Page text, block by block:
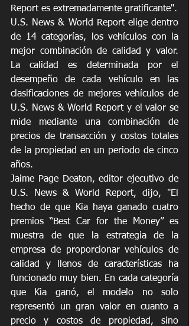
Report es extremadamente gratificante".
U.S. News & World Report elige dentro
de 14 categorías, los vehículos con la
mejor combinación de calidad y valor.
La calidad es determinada por el
desempeño de cada vehículo en las
clasificaciones de mejores vehículos de
U.S. News & World Report y el valor se
mide mediante una combinación de
precios de transacción y costos totales
de la propiedad en un periodo de cinco
años.
Jaime Page Deaton, editor ejecutivo de
U.S. News & World Report, dijo, "El
hecho de que Kia haya ganado cuatro
premios “Best Car for the Money” es
muestra de que la estrategia de la
empresa de proporcionar vehículos de
calidad y llenos de características ha
funcionado muy bien. En cada categoría
que Kia ganó, el modelo no solo
representó un gran valor en cuanto a
precio y costos de propiedad, sino